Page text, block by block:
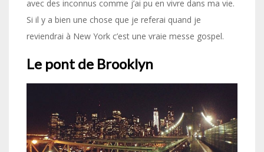
avec des inconnus comme j’ai pu en vivre dans ma vie.
Si il y a bien une chose que je referai quand je
reviendrai à New York c’est une vraie messe gospel.
Le pont de Brooklyn